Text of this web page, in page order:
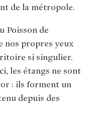
de la métropole.
Poisson de
nos propres yeux
si singulier.
les étangs ne sont
: ils forment un
depuis des